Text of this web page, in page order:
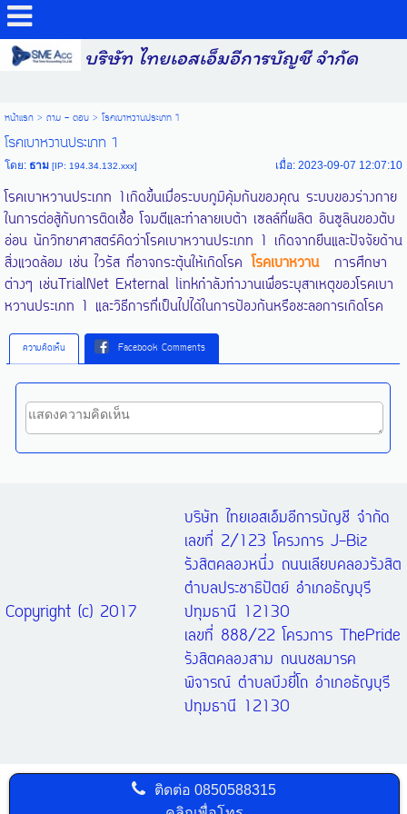
บริษัท ไทยเอสเอ็มอีการบัญชี จำกัด
หน้าแรก> ถาม - ตอบ> โรคเบาหวานประเภท 1
โรคเบาหวานประเภท 1
โดย:ธาม [IP: 194.34.132.xxx] เมื่อ: 2023-09-07 12:07:10
โรคเบาหวานประเภท 1เกิดขึ้นเมื่อระบบภูมิคุ้มกันของคุณ ระบบของร่างกาย
ในการต่อสู้กับการติดเชื้อ โจมตีและทำลายเบต้า เซลล์ที่ผลิต อินซูลินของตับ
อ่อน นักวิทยาศาสตร์คิดว่าโรคเบาหวานประเภท 1 เกิดจากยีนและปัจจัยด้าน
สิ่งแวดล้อม เช่น ไวรัส ที่อาจกระตุ้นให้เกิดโรคโรคเบาหวานการศึกษา
ต่างๆ เช่นTrialNet External linkกำลังทำงานเพื่อระบุสาเหตุของโรคเบา
หวานประเภท 1 และวิธีการที่เป็นไปได้ในการป้องกันหรือชะลอการเกิดโรค
ความคิดเห็น Facebook Comments
Copyright (c) 2017
บริษัท ไทยเอสเอ็มอีการบัญชี จำกัด
เลขที่ 2/123 โครงการ J-Biz
รังสิตคลองหนึ่ง ถนนเลียบคลองรังสิต
ตำบลประชาธิปัตย์ อำเภอธัญบุรี
ปทุมธานี 12130
เลขที่ 888/22 โครงการ ThePride
รังสิตคลองสาม ถนนชลมารค
พิจารณ์ ตำบลบึงยี่โถ อำเภอธัญบุรี
ปทุมธานี 12130
ติดต่อ0850588315